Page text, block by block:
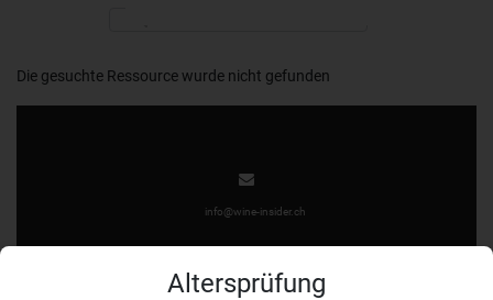
Altersprüfung
Die gesuchte Ressource wurde nicht gefunden
info@wine-insider.ch